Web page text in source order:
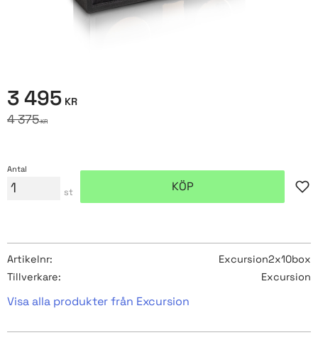
Nedsatt pris:
3 495 KR
Ordinarie pris:
4 375KR
Antal
st KÖP
Artikelnr
Excursion2x10box
Tillverkare
Excursion
Visa alla produkter från Excursion